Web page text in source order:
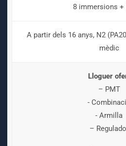
8 immersions
A partir dels 16 anys, N2
mèdic
Lloguer
– PMT
-
- Armilla
–